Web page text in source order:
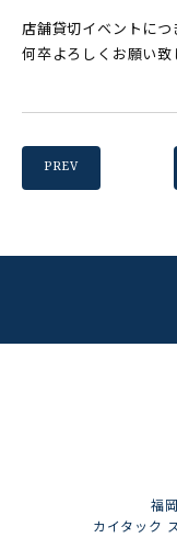
店舗貸切イベントにつ
何卒よろしくお願い致
PREV
福
カイタック